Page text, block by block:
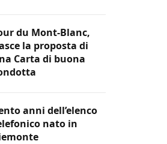
du Mont-Blanc,
la proposta di
Carta di buona
anni dell’elenco
nato in